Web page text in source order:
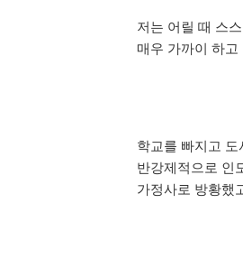
저는 어릴 때 스
매우 가까이 하
학교를 빠지고
반강제적으로 인
가정사로 방황했